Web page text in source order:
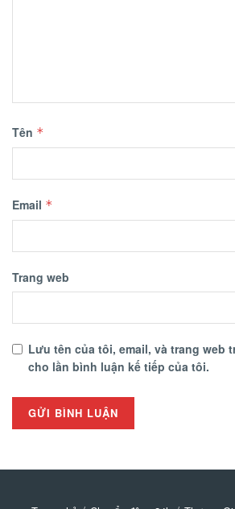
Tên *
Email *
Trang web
Lưu tên của tôi, email, và trang web
cho lần bình luận kế tiếp của tôi.